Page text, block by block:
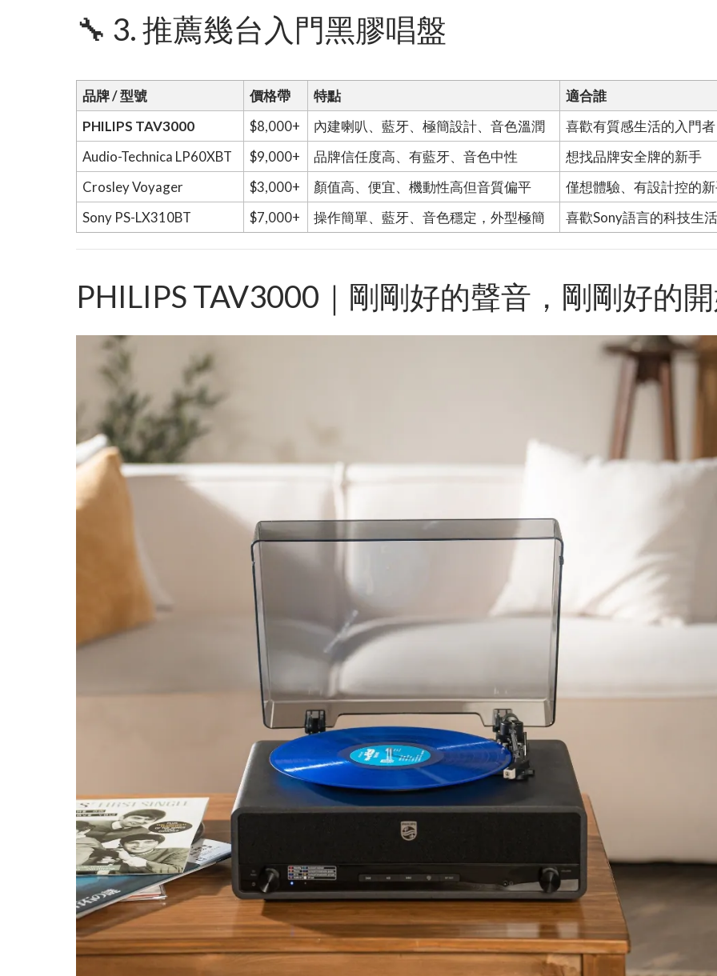
🔧 3. 推薦幾台入門黑膠唱盤
品牌 / 型號 價格帶 特點
適合誰
PHILIPS TAV3000
$8,000+ 內建喇叭、藍牙、極簡設計、音色溫潤
喜歡有質感生活的入門者
Audio-Technica LP60XBT
$9,000+ 品牌信任度高、有藍牙、音色中性
想找品牌安全牌的新手
Crosley Voyager
$3,000+ 顏值高、便宜、機動性高但音質偏平
僅想體驗、有設計控的
Sony PS-LX310BT
$7,000+ 操作簡單、藍牙、音色穩定，外型極簡 喜歡Sony語言的科技生
PHILIPS TAV3000｜剛剛好的聲音，剛剛好的